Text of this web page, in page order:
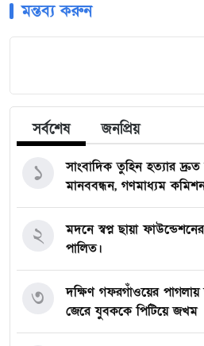
মন্তব্য করুন
সর্বশেষ জনপ্রিয়
সাংবাদিক তুহিন হত্যার দ্রুত
মানববন্ধন, গণমাধ্যম
১
মদনে স্বপ্ন ছায়া ফাউন্ডেশনের
পালিত।
২
দক্ষিণ গফরগাঁওয়ের পাগলায়
জেরে যুবককে পিটিয়ে জখম
৩